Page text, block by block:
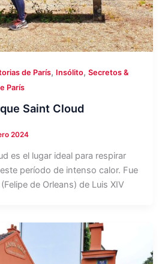
de París, Insólito, Secretos &
París
Saint Cloud
2024
es el lugar ideal para respirar
período de intenso calor. Fue
de Orleans) de Luis XIV